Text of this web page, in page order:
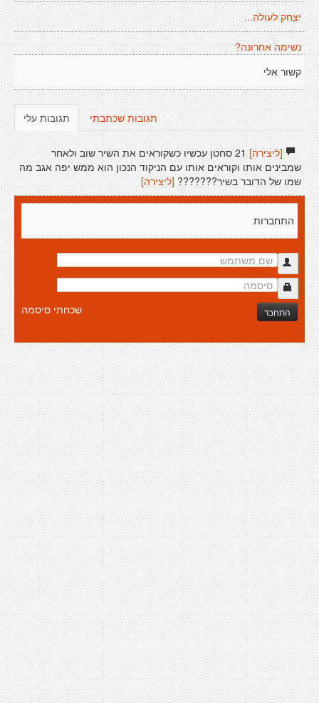
יצחק לעולה...
נשימה אחרונה?
קשור אלי
תגובות עלי תגובות שכתבתי
[ליצירה]
21 סחטן עכשיו כשקוראים את השיר שוב ולאחר
שמבינים אותו וקוראים אותו עם הניקוד הנכון הוא ממש יפה אגב מה
שמו של הדובר בשיר??????? [ליצירה]
התחברות
התחבר שכחתי סיסמה